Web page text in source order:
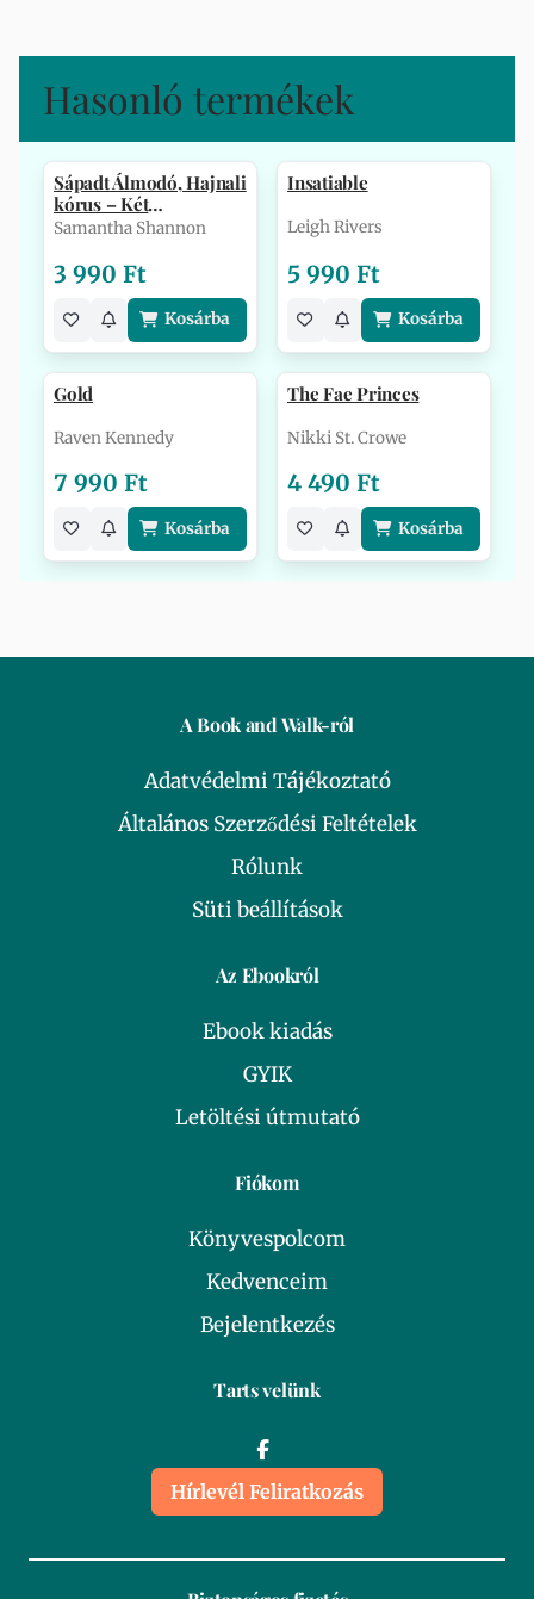
Hasonló termékek
Sápadt Álmodó, Hajnali
kórus – Két
Csontszüret-tö…
Samantha Shannon
3 990 Ft
Kosárba
Insatiable
Leigh Rivers
5 990 Ft
Kosárba
Gold
Raven Kennedy
7 990 Ft
Kosárba
The Fae Princes
Nikki St. Crowe
4 490 Ft
Kosárba
A Book and Walk-ról
Adatvédelmi Tájékoztató
Általános Szerződési Feltételek
Rólunk
Süti beállítások
Az Ebookról
Ebook kiadás
GYIK
Letöltési útmutató
Fiókom
Könyvespolcom
Kedvenceim
Bejelentkezés
Tarts velünk
Hírlevél Feliratkozás